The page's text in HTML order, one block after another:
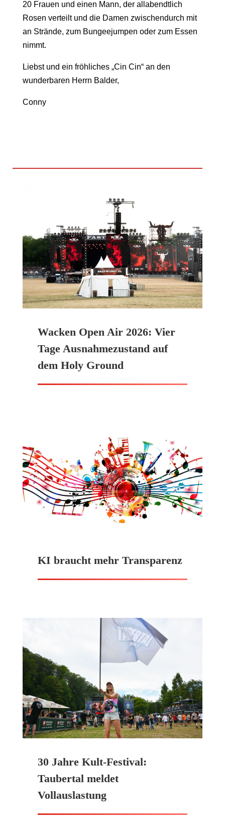
20 Frauen und einen Mann, der allabendtlich
Rosen verteilt und die Damen zwischendurch mit
an Strände, zum Bungeejumpen oder zum Essen
nimmt.
Liebst und ein fröhliches „Cin Cin“ an den
wunderbaren Herrn Balder,
Conny
Wacken Open Air 2026: Vier
Tage Ausnahmezustand auf
dem Holy Ground
KI braucht mehr Transparenz
30 Jahre Kult-Festival:
Taubertal meldet
Vollauslastung